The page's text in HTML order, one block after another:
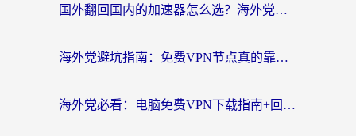
国外翻回国内的加速器怎么选？海外党亲测实用指南，告别地域限制
海外党避坑指南：免费VPN节点真的靠谱吗？教你选对回国加速器无缝访问国内资源
海外党必看：电脑免费VPN下载指南+回国加速器选择全攻略，告别地区限制